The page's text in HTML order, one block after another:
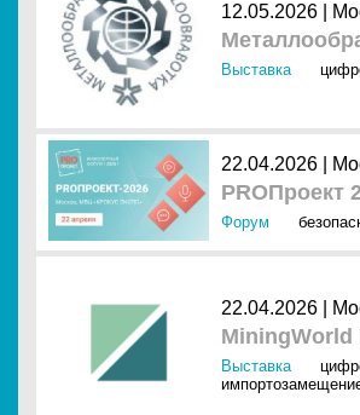
12.05.2026 |
Выставка
22.04.2026 |
PROПроект
Форум
22.04.2026 |
MiningWorld
Выставка